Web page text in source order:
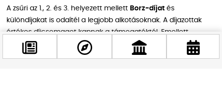
A zsűri az 1., 2. és 3. helyezett mellett Borz-díjat és
különdíjakat is odaítél a legjobb alkotásoknak. A díjazottak
értékes díjcsomagot kapnak a támogatóktól. Emellett
közönségdíjat
is kiosztanak – a kiállítás ideje alatt online
lehet szavazni a kedvenc alkotásra.